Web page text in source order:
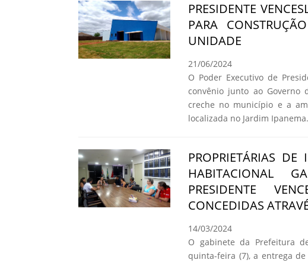
PRESIDENTE
PARA
UNIDADE
21/06/2024
O Poder Executivo de
convênio junto ao Governo
creche no município e a
localizada no Jardim Ipanema.
PROPRIETÁRIAS
HABITACIONAL
PRESIDENTE
CONCEDIDAS
14/03/2024
O gabinete da Prefeitura
quinta-feira (7), a entrega